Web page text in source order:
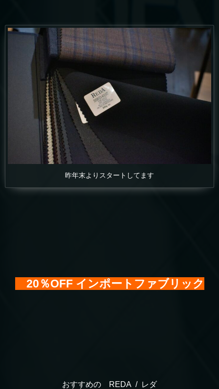
昨年末よりスタートしてます
20％OFF インポートファブリック
おすすめの REDA / レダ